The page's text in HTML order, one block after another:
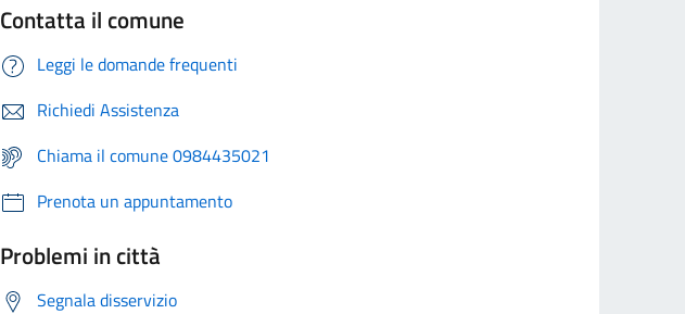
Contatta il comune
Leggi le domande frequenti
Richiedi Assistenza
Chiama il comune 0984435021
Prenota un appuntamento
Problemi in città
Segnala disservizio